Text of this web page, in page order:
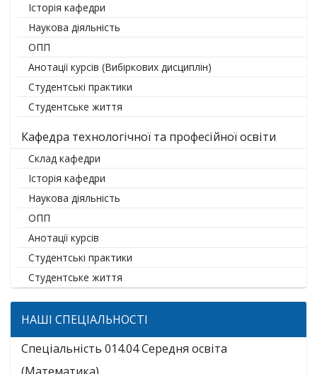
Історія кафедри
Наукова діяльність
ОПП
Анотації курсів (Вибіркових дисциплін)
Студентські практики
Студентське життя
Кафедра технологічної та професійної освіти
Склад кафедри
Історія кафедри
Наукова діяльність
ОПП
Анотації курсів
Студентські практики
Студентське життя
НАШІ СПЕЦІАЛЬНОСТІ
Спеціальність 014.04 Середня освіта